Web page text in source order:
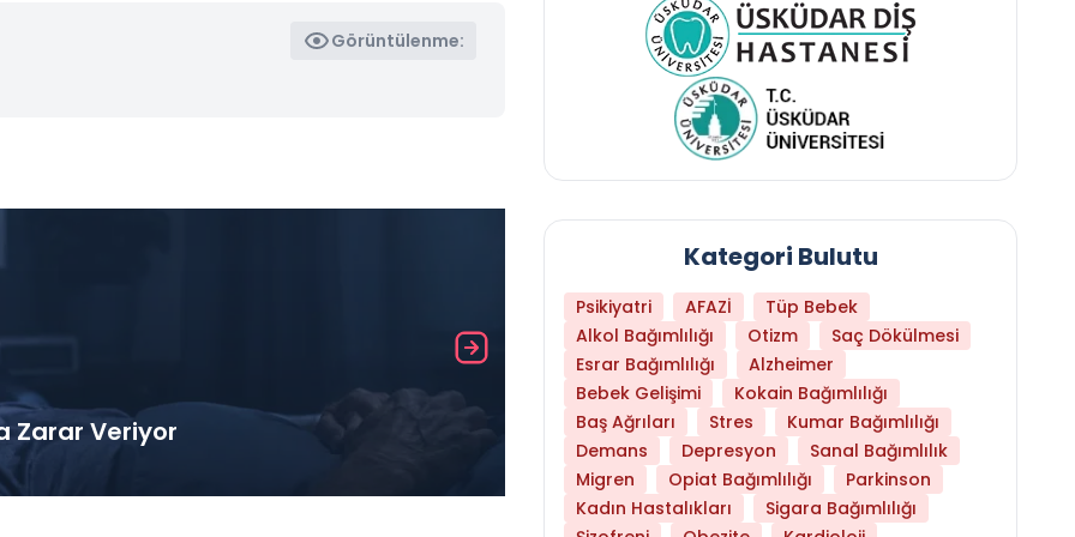
Görüntülenme:
Zarar Veriyor Libido Yüksekliği
Kategori Bulutu
Psikiyatri AFAZİ
Tüp Bebek
Alkol Bağımlılığı
Otizm
Saç Dökülmesi
Esrar Bağımlılığı
Alzheimer
Bebek Gelişimi
Kokain Bağımlılığı
Baş Ağrıları
Stres
Kumar Bağımlılığı
Demans
Depresyon
Sanal Bağımlılık
Migren
Opiat Bağımlılığı
Parkinson
Kadın Hastalıkları
Sigara Bağımlılığı